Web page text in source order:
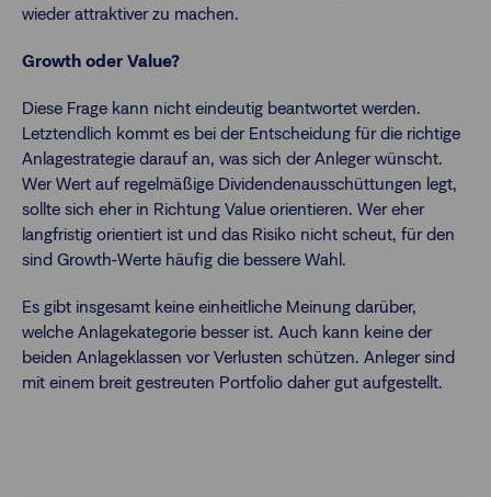
wieder attraktiver zu machen.
Growth oder Value?
Diese Frage kann nicht eindeutig beantwortet werden.
Letztendlich kommt es bei der Entscheidung für die richtige
Anlagestrategie darauf an, was sich der Anleger wünscht.
Wer Wert auf regelmäßige Dividendenausschüttungen legt,
sollte sich eher in Richtung Value orientieren. Wer eher
langfristig orientiert ist und das Risiko nicht scheut, für den
sind Growth-Werte häufig die bessere Wahl.
Es gibt insgesamt keine einheitliche Meinung darüber,
welche Anlagekategorie besser ist. Auch kann keine der
beiden Anlageklassen vor Verlusten schützen. Anleger sind
mit einem breit gestreuten Portfolio daher gut aufgestellt.